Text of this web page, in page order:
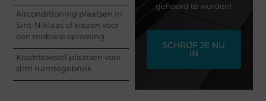
Airconditioning plaatsen in
Sint-Niklaas of kiezen voor
een mobiele oplossing
Krachttoestel plaatsen voor
slim ruimtegebruik
gehoord te worden!
SCHRIJF JE NU
IN